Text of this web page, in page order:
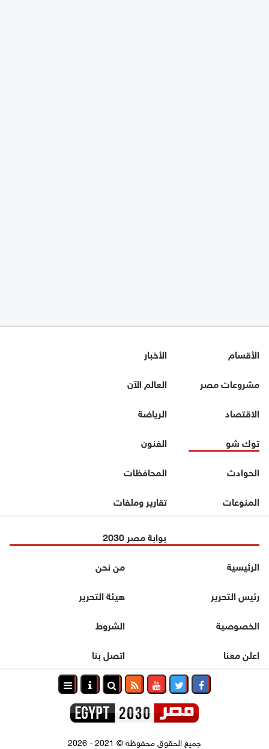
الأقسام
الأخبار
مشروعات مصر
العالم الآن
الاقتصاد
الرياضة
توك شو
الفنون
الحوادث
المحافظات
المنوعات
تقارير وملفات
بوابة مصر 2030
الرئيسية
من نحن
رئيس التحرير
هيئة التحرير
الخصوصية
الشروط
اعلن معنا
اتصل بنا
جميع الحقوق محفوظة©